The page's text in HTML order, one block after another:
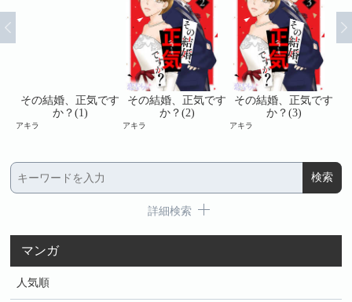
その結婚、正気です
か？(1)
アキラ
その結婚、正気です
か？(2)
アキラ
その結婚、正気です
か？(3)
アキラ
詳細検索
マンガ
人気順